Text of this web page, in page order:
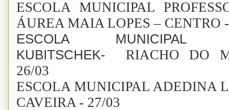
ESCOLA MUNICIPAL
ÁUREA MAIA LOPES – CENTRO
ESCOLA MUNICIPAL
KUBITSCHEK- RIACHO DO
26/03
ESCOLA MUNICIPAL ADEDINA
CAVEIRA - 27/03